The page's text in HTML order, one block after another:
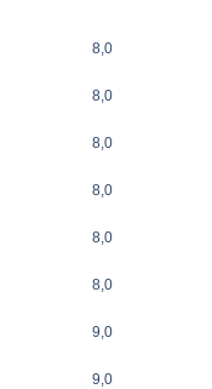
8,0
8,0
8,0
8,0
8,0
8,0
9,0
9,0